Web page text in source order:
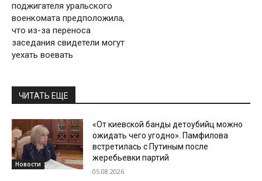
поджигателя уральского
военкомата предположила,
что из-за переноса
заседания свидетели могут
уехать воевать
ЧИТАТЬ ЕЩЕ
Новости
«От киевской банды детоубийц можно
ожидать чего угодно». Памфилова
встретилась с Путиным после
жеребьевки партий
05.08.2026